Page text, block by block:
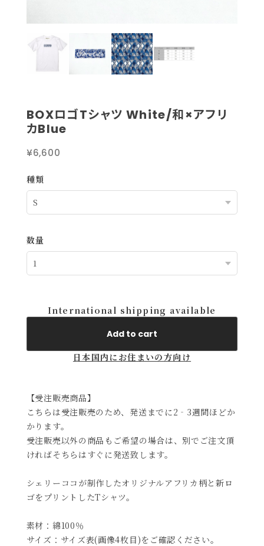
BOXロゴTシャツ White/和×アフリ
カBlue
¥6,600
種類
数量
International shipping available
Add to cart
日本国内にお住まいの方向け
【受注販売商品】
こちらは受注販売のため、発送までに2‐3週間ほどか
かります。
受注販売以外の商品もご希望の場合は、別でご注文頂
ければそちらはすぐに発送致します。
シェリーココが制作したオリジナルアフリカ柄と新ロ
ゴをプリントしたTシャツ。
素材：綿100％
サイズ：サイズ表(画像4枚目)をご確認ください。